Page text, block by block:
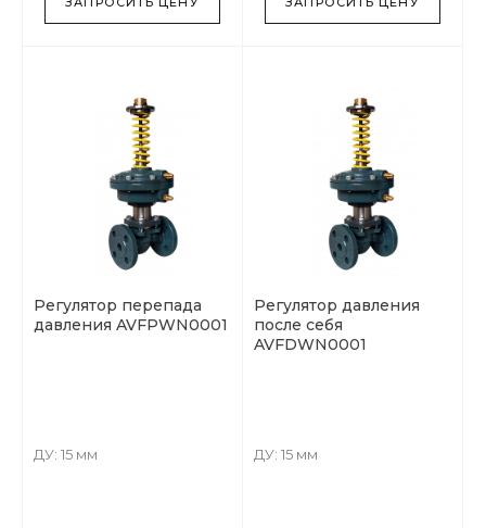
Регулятор перепада
давления AVFPWN0001
ДУ: 15 мм
Регулятор давления
после себя
AVFDWN0001
ДУ: 15 мм